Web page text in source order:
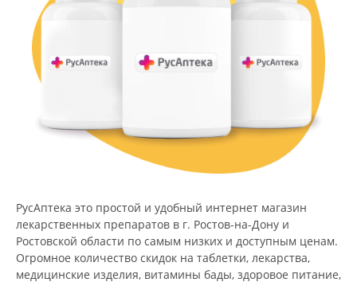
РусАптека это простой и удобный интернет магазин
лекарственных препаратов в г. Ростов-на-Дону и
Ростовской области по самым низких и доступным ценам.
Огромное количество скидок на таблетки, лекарства,
медицинские изделия, витамины бады, здоровое питание,